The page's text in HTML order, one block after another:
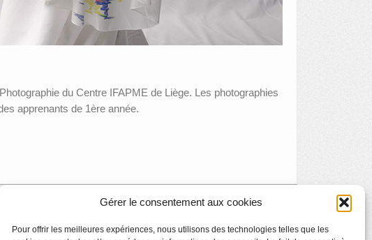
Gérer le consentement aux cookies
Pour offrir les meilleures expériences, nous utilisons des technologies telles que les
du Centre IFAPME de Liège. Les photographies
apprenants de 1ère année.